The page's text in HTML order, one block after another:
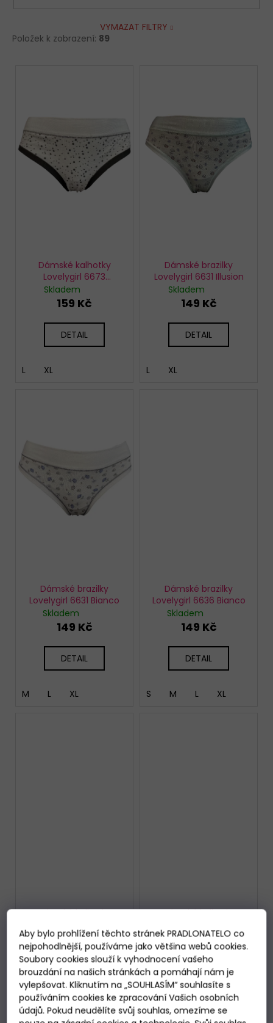
Aby bylo prohlížení těchto stránek PRADLONATELO co
nejpohodlnější, používáme jako většina webů cookies.
Soubory cookies slouží k vyhodnocení vašeho
brouzdání na našich stránkách a pomáhají nám je
vylepšovat. Kliknutím na „SOUHLASÍM“ souhlasíte s
používáním cookies ke zpracování Vašich osobních
údajů. Pokud neudělíte svůj souhlas, omezíme se
VYMAZAT FILTRY
Položek k zobrazení: 89
p
Dámské kalhotky
Lovelygirl 6673
bíločerné
Skladem
159 Kč
DETAIL
L XL
Dámské brazilky
Lovelygirl 6631 Illusion
Skladem
149 Kč
DETAIL
L XL
Dámské brazilky
Lovelygirl 6631 Bianco
Skladem
149 Kč
DETAIL
M L XL
Dámské brazilky
Lovelygirl 6636 Bianco
Skladem
149 Kč
DETAIL
S M L XL
Dámské kalhotky
Skladem
149 Kč
DETAIL
M L
Dámské kalhotky
Skladem
149 Kč
DETAIL
M L XL